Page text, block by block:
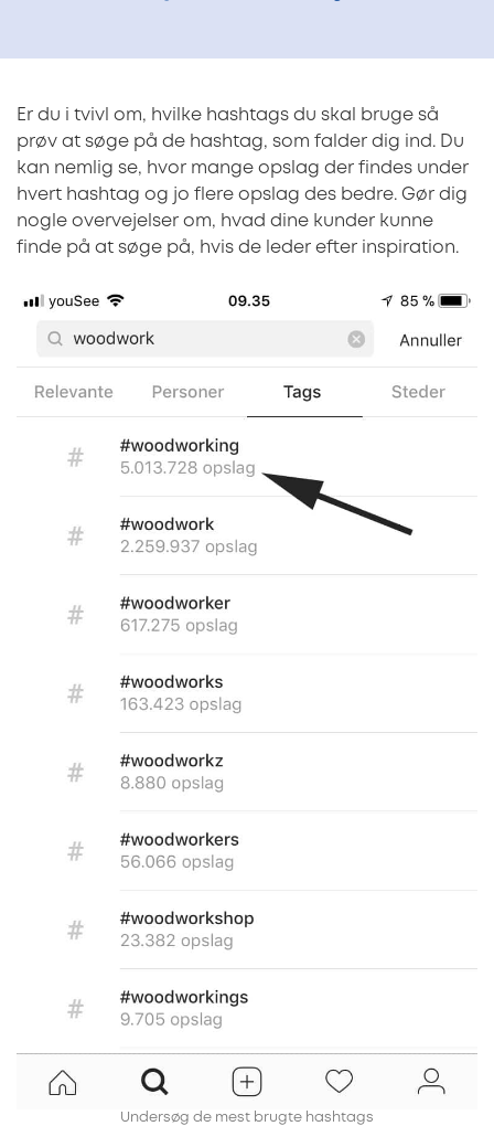
Er du i tvivl om, hvilke hashtags du skal bruge så
prøv at søge på de hashtag, som falder dig ind. Du
kan nemlig se, hvor mange opslag der findes under
hvert hashtag og jo flere opslag des bedre. Gør dig
nogle overvejelser om, hvad dine kunder kunne
finde på at søge på, hvis de leder efter inspiration.
Undersøg de mest brugte hashtags